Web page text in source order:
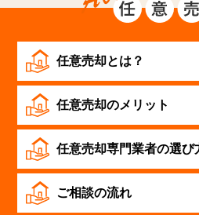
任意売却とは？
任意売却のメリット
任意売却専門業者の選び
ご相談の流れ